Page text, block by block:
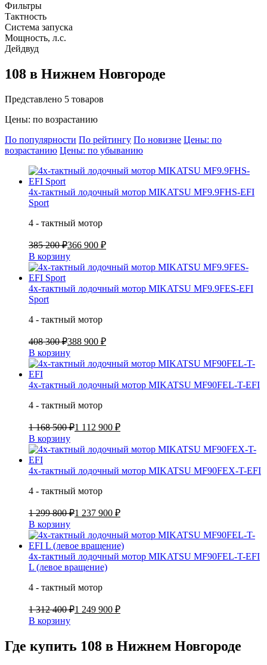
Фильтры
Тактность
Система запуска
Мощность, л.с.
Дейдвуд
108 в Нижнем Новгороде
Представлено 5 товаров
Цены: по возрастанию
По популярности По рейтингу По новизне Цены: по
возрастанию Цены: по убыванию
4х-тактный лодочный мотор MIKATSU MF9.9FHS-EFI
Sport
4 - тактный мотор
385 200 ₽366 900 ₽
В корзину
4х-тактный лодочный мотор MIKATSU MF9.9FES-EFI
Sport
4 - тактный мотор
408 300 ₽388 900 ₽
В корзину
4х-тактный лодочный мотор MIKATSU MF90FEL-T-EFI
4 - тактный мотор
1 168 500 ₽1 112 900 ₽
В корзину
4х-тактный лодочный мотор MIKATSU MF90FEX-T-EFI
4 - тактный мотор
1 299 800 ₽1 237 900 ₽
В корзину
4х-тактный лодочный мотор MIKATSU MF90FEL-T-EFI
L (левое вращение)
4 - тактный мотор
1 312 400 ₽1 249 900 ₽
В корзину
Где купить 108 в Нижнем Новгороде